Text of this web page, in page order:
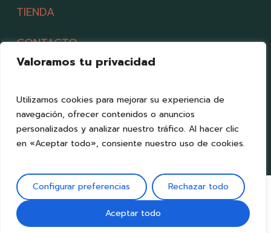
Valoramos tu privacidad
Utilizamos cookies para mejorar su experiencia de
navegación, ofrecer contenidos o anuncios
personalizados y analizar nuestro tráfico. Al hacer clic
en «Aceptar todo», consiente nuestro uso de cookies.
Configurar preferencias Rechazar todo
Aceptar todo
TIENDA
CONTACTO